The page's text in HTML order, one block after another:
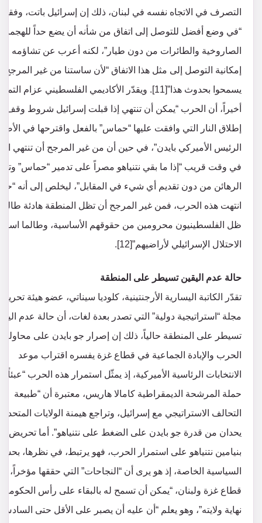
التصرف في الاتجاه نفسه في لبنان، ذلك إن إسرائيل باتت، وفقاً
“في وضع أفضل للتوصل إلى اتفاق من شأنه أن يضع حداً
الصاروخية والطائرات من دون طيار”، لكنه أعرب عن تشاؤمه
إمكانية التوصل إلى مثل هذا الاتفاق “لأن ساستنا من غير المرجح
يسمحوا بحدوث هذا”[11]. ويقدّر الأكاديمي الفلسطيني عزام
أخيراً، أن الحرب “يمكن أن تنتهي إذا قبلت إسرائيل شروط وقف
إطلاق النار التي وافقت عليها “حماس” بالفعل واقترحها في
الرئيس الأميركي بايدن”، في حين أن من غير المرجح أن تنتهي
في وقت قريب “إذا ما بقي نتنياهو مصراً على تدمير “حماس”
الرهائن من دون تقديم أي شيء في المقابل”، ليخلص إلى أنه
انتهت هذه الحرب، فمن غير المرجح أن تظل المنطقة هادئة طالما
ظل الفلسطينيون محرومين من حقوقهم الأساسية، وطالما
الاحتلال الإسرائيلي لأراضيهم”[12].
حالة عدم اليقين تسيطر على المنطقة
تقدّر الكاتبة اليسارية الأرجنتينية، كلوديا سيناتي، عضو هيئة تحرير
مجلة “استراتيجية دولية” التي تصدر بعدة لغات، أن حالة عدم
تسيطر على المنطقة حالياً، ذلك إن إصرار جو بايدن على محاولة
الحرب والإبادة الجماعية في قطاع غزة يفسره اقتراب موعد
الانتخابات الرئاسية الأميركية، إذ يمثّل استمرار هذه الحرب
حملة المرشحة الديمقراطية كامالا هاريس، معتبرة أن “طبيعة
التحالف الاستراتيجي مع إسرائيل، وتراجع هيمنة الولايات المتحدة،
يحدان من قدرة جو بايدن على الضغط على نتنياهو”. أما تحريض
بنيامين نتنياهو على استمرار الحرب، فهو يرتبط، في نظرها،
السياسية الخاصة، إذ هو يرى أن “النجاحات” التي حققها مؤخراً،
قطاع غزة ولبنان، “يمكن أن تسمح له بالبقاء على رأس
نهاية ولايته”، وهو يعلم “أن عليه أن يصبر على الأقل حتى